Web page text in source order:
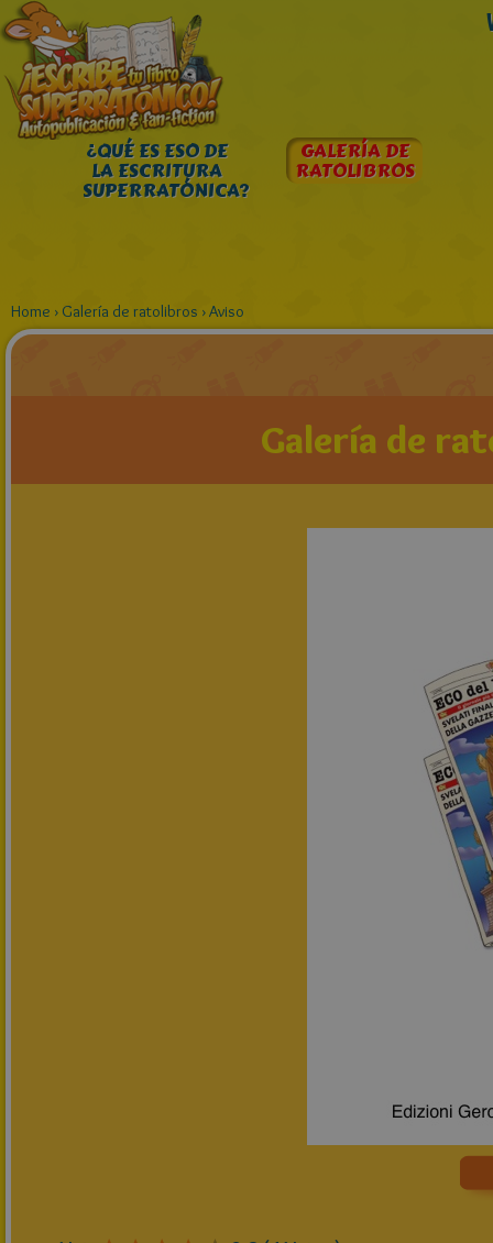
¿QUÉ ES ESO DE
LA ESCRITURA
SUPERRATÓNICA?
GALERÍA DE
RATOLIBROS
Home › Galería de ratolibros ›Aviso
Galería de